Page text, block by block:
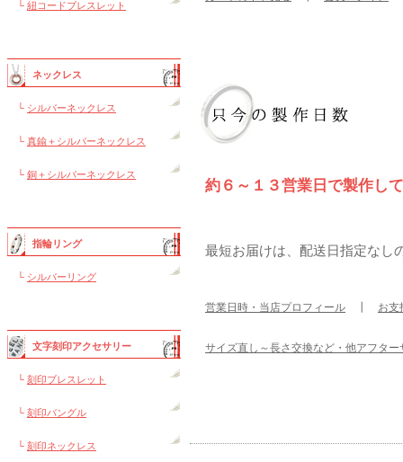
└ 紐コードブレスレット
ネックレス
└ シルバーネックレス
└ 真鍮＋シルバーネックレス
└ 銅＋シルバーネックレス
指輪リング
└ シルバーリング
文字刻印アクセサリー
└ 刻印ブレスレット
└ 刻印バングル
└ 刻印ネックレス
約６～１３営業日で製作し
最短お届けは、配送日指定なし
営業日時・当店プロフィール お支
サイズ直し～長さ交換など・他アフタ